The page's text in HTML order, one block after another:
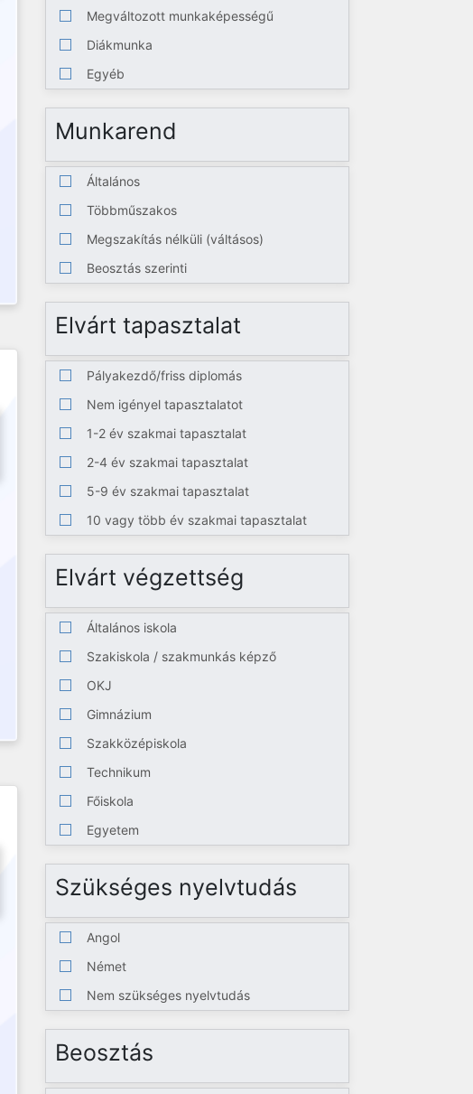
Megváltozott munkaképességű
Diákmunka
Egyéb
Munkarend
Általános
Többműszakos
Megszakítás nélküli (váltásos)
Beosztás szerinti
Elvárt tapasztalat
Pályakezdő/friss diplomás
Nem igényel tapasztalatot
1-2 év szakmai tapasztalat
2-4 év szakmai tapasztalat
5-9 év szakmai tapasztalat
10 vagy több év szakmai tapasztalat
Elvárt végzettség
Általános iskola
Szakiskola / szakmunkás képző
OKJ
Gimnázium
Szakközépiskola
Technikum
Főiskola
Egyetem
Szükséges nyelvtudás
Angol
Német
Nem szükséges nyelvtudás
Beosztás